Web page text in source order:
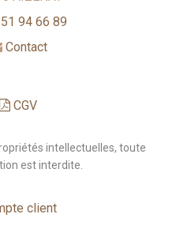
94 66 89
Contact
CGV
intellectuelles, toute
est interdite.
client